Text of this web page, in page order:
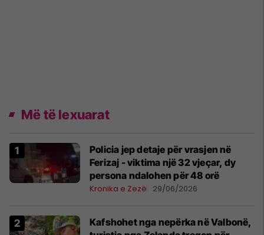
Më të lexuarat
Policia jep detaje për vrasjen në
Ferizaj - viktima një 32 vjeçar, dy
persona ndalohen për 48 orë
Kronika e Zezë 29/06/2026
Kafshohet nga nepërka në Valbonë,